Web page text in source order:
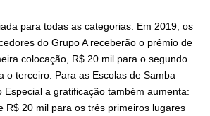
para todas as categorias. Em 2019, os
do Grupo A receberão o prêmio de
colocação, R$ 20 mil para o segundo
o terceiro. Para as Escolas de Samba
Especial a gratificação também aumenta:
R$ 20 mil para os três primeiros lugares